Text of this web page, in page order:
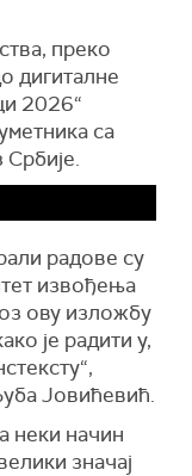
преко
дигиталне
2026“
са
Србије.
радове су
извођења
ову изложбу
је радити у,
Јовићевић.
неки начин
значај